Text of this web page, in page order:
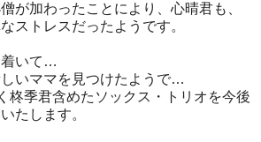
が加わったことにより、心晴君も、
ストレスだったようです。
着いて…
いママを見つけたようで…
柊季君含めたソックス・トリオを今後
たします。